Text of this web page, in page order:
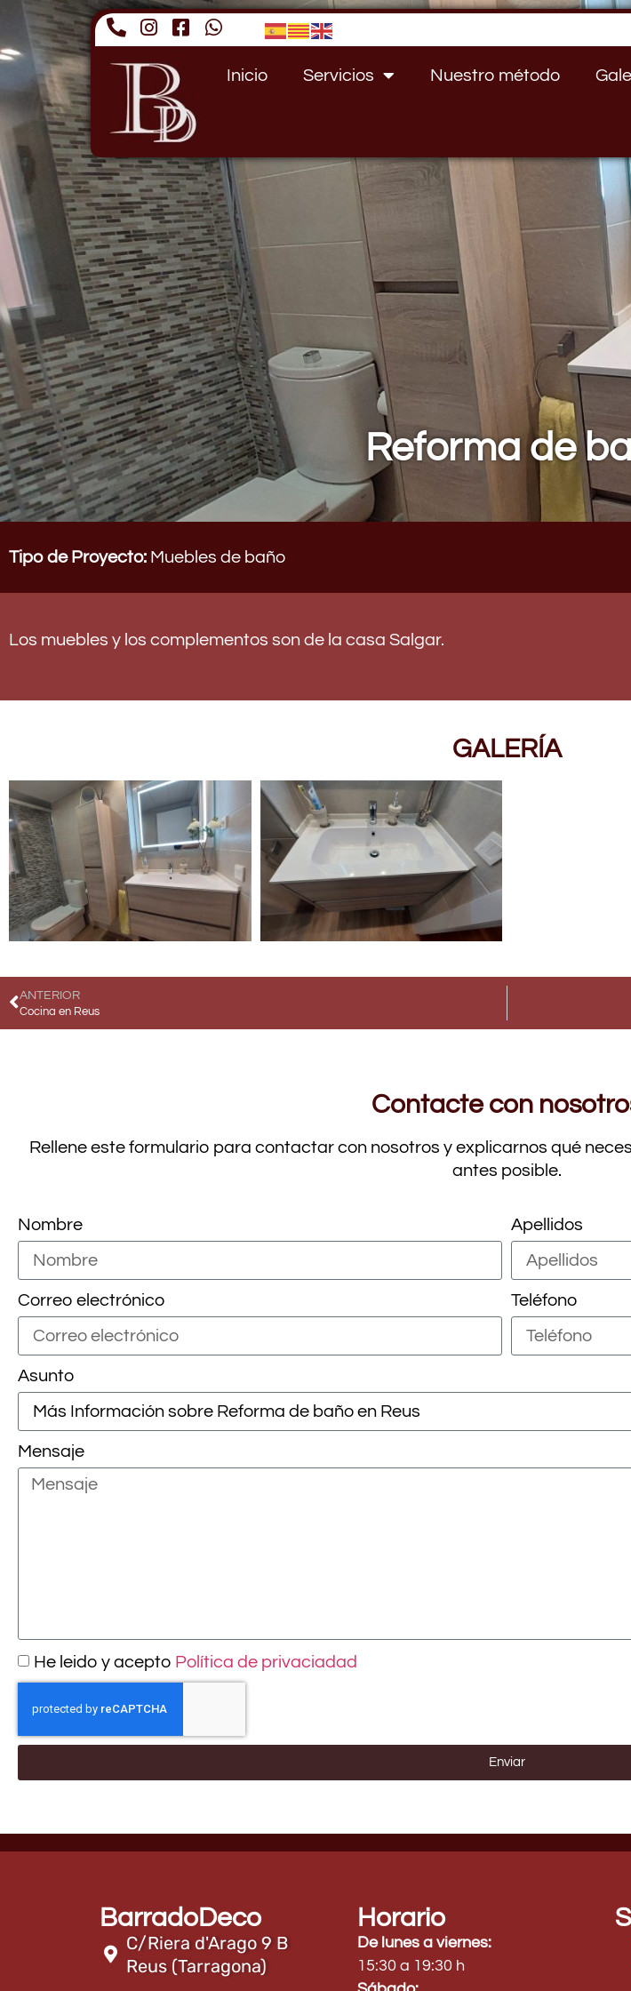
Inicio Servicios Nuestro método
Reforma de
Tipo de Proyecto: Muebles de baño
Los muebles y los complementos son de la casa Salgar.
GALERÍA
ANTERIOR
Cocina en Reus
Contacte con
Rellene este formulario para contactar con nosotros y explicarnos qué
antes posible.
Nombre Apellidos
Correo electrónico Teléfono
Asunto
Mensaje
He leido y acepto Política de privaciadad
Enviar
BarradoDeco
C/Riera d'Arago 9 B
Reus (Tarragona)
Horario
De lunes a viernes:
15:30 a 19:30 h